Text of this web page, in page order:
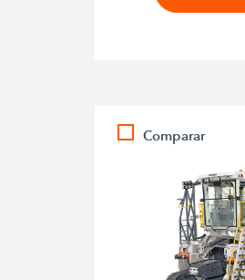
Comparar